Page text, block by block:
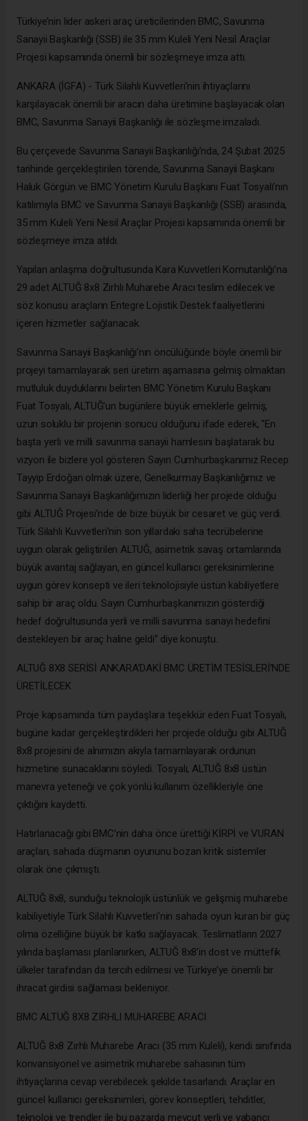
Türkiye’nin lider askeri araç üreticilerinden BMC, Savunma
Sanayii Başkanlığı (SSB) ile 35 mm Kuleli Yeni Nesil Araçlar
Projesi kapsamında önemli bir sözleşmeye imza attı.
ANKARA (İGFA) - Türk Silahlı Kuvvetleri’nin ihtiyaçlarını
karşılayacak önemli bir aracın daha üretimine başlayacak olan
BMC, Savunma Sanayii Başkanlığı ile sözleşme imzaladı.
Bu çerçevede Savunma Sanayii Başkanlığı’nda, 24 Şubat 2025
tarihinde gerçekleştirilen törende, Savunma Sanayii Başkanı
Haluk Görgün ve BMC Yönetim Kurulu Başkanı Fuat Tosyalı’nın
katılımıyla BMC ve Savunma Sanayii Başkanlığı (SSB) arasında,
35 mm Kuleli Yeni Nesil Araçlar Projesi kapsamında önemli bir
sözleşmeye imza atıldı.
Yapılan anlaşma doğrultusunda Kara Kuvvetleri Komutanlığı’na
29 adet ALTUĞ 8x8 Zırhlı Muharebe Aracı teslim edilecek ve
söz konusu araçların Entegre Lojistik Destek faaliyetlerini
içeren hizmetler sağlanacak.
Savunma Sanayii Başkanlığı’nın öncülüğünde böyle önemli bir
projeyi tamamlayarak seri üretim aşamasına gelmiş olmaktan
mutluluk duyduklarını belirten BMC Yönetim Kurulu Başkanı
Fuat Tosyalı, ALTUĞ'un bugünlere büyük emeklerle gelmiş,
uzun soluklu bir projenin sonucu olduğunu ifade ederek, "En
başta yerli ve milli savunma sanayii hamlesini başlatarak bu
vizyon ile bizlere yol gösteren Sayın Cumhurbaşkanımız Recep
Tayyip Erdoğan olmak üzere, Genelkurmay Başkanlığımız ve
Savunma Sanayii Başkanlığımızın liderliği her projede olduğu
gibi ALTUĞ Projesi’nde de bize büyük bir cesaret ve güç verdi.
Türk Silahlı Kuvvetleri’nin son yıllardaki saha tecrübelerine
uygun olarak geliştirilen ALTUĞ, asimetrik savaş ortamlarında
büyük avantaj sağlayan, en güncel kullanıcı gereksinimlerine
uygun görev konsepti ve ileri teknolojisiyle üstün kabiliyetlere
sahip bir araç oldu. Sayın Cumhurbaşkanımızın gösterdiği
hedef doğrultusunda yerli ve milli savunma sanayi hedefini
destekleyen bir araç haline geldi” diye konuştu.
ALTUĞ 8X8 SERİSİ ANKARA’DAKİ BMC ÜRETİM TESİSLERİ’NDE
ÜRETİLECEK
Proje kapsamında tüm paydaşlara teşekkür eden Fuat Tosyalı,
bugüne kadar gerçekleştirdikleri her projede olduğu gibi ALTUĞ
8x8 projesini de alnımızın akıyla tamamlayarak ordunun
hizmetine sunacaklarını söyledi. Tosyalı, ALTUĞ 8x8 üstün
manevra yeteneği ve çok yönlü kullanım özellikleriyle öne
çıktığını kaydetti.
Hatırlanacağı gibi BMC’nin daha önce ürettiği KİRPİ ve VURAN
araçları, sahada düşmanın oyununu bozan kritik sistemler
olarak öne çıkmıştı.
ALTUĞ 8x8, sunduğu teknolojik üstünlük ve gelişmiş muharebe
kabiliyetiyle Türk Silahlı Kuvvetleri’nin sahada oyun kuran bir güç
olma özelliğine büyük bir katkı sağlayacak. Teslimatların 2027
yılında başlaması planlanırken, ALTUĞ 8x8’in dost ve müttefik
ülkeler tarafından da tercih edilmesi ve Türkiye’ye önemli bir
ihracat girdisi sağlaması bekleniyor.
BMC ALTUĞ 8X8 ZIRHLI MUHAREBE ARACI
ALTUĞ 8x8 Zırhlı Muharebe Aracı (35 mm Kuleli), kendi sınıfında
konvansiyonel ve asimetrik muharebe sahasının tüm
ihtiyaçlarına cevap verebilecek şekilde tasarlandı. Araçlar en
güncel kullanıcı gereksinimleri, görev konseptleri, tehditler,
teknoloji ve trendler ile bu pazarda mevcut yerli ve yabancı